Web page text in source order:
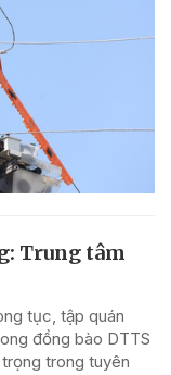
Trung tâm
tục, tập quán
đồng bào DTTS
trong tuyên